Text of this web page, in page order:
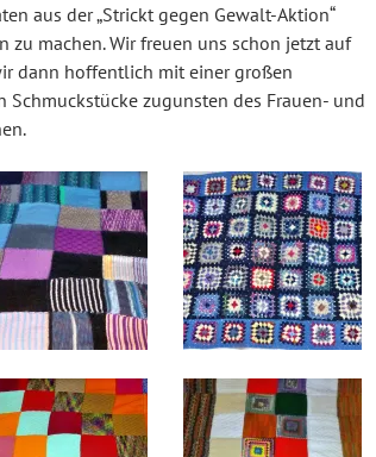
aus der „Strickt gegen Gewalt-Aktion“
zu machen. Wir freuen uns schon jetzt auf
dann hoffentlich mit einer großen
zugunsten des Frauen- und